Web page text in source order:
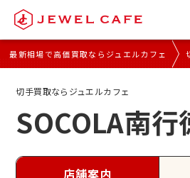
最新相場で高価買取ならジュエルカフェ
切手買取ならジュエルカフェ
SOCOLA南行
店舗案内